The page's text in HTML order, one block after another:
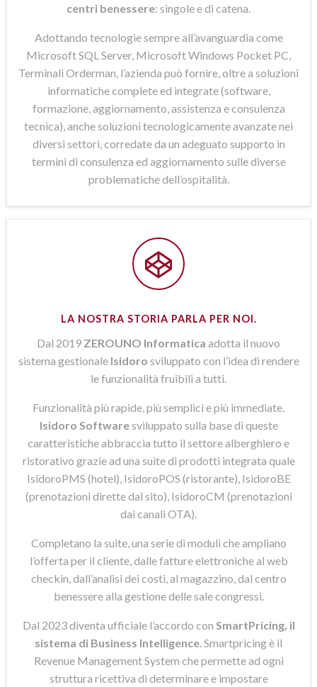
centri benessere: singole e di catena.
Adottando tecnologie sempre all’avanguardia come
Microsoft SQL Server, Microsoft Windows Pocket PC,
Terminali Orderman, l’azienda può fornire, oltre a soluzioni
informatiche complete ed integrate (software,
formazione, aggiornamento, assistenza e consulenza
tecnica), anche soluzioni tecnologicamente avanzate nei
diversi settori, corredate da un adeguato supporto in
termini di consulenza ed aggiornamento sulle diverse
problematiche dell’ospitalità.
LA NOSTRA STORIA PARLA PER NOI.
Dal 2019 ZEROUNO Informatica adotta il nuovo
sistema gestionale Isidoro sviluppato con l’idea di rendere
le funzionalità fruibili a tutti.
Funzionalità più rapide, più semplici e più immediate.
Isidoro Softwaresviluppato sulla base di queste
caratteristiche abbraccia tutto il settore alberghiero e
ristorativo grazie ad una suite di prodotti integrata quale
IsidoroPMS (hotel), IsidoroPOS (ristorante), IsidoroBE
(prenotazioni dirette dal sito), IsidoroCM (prenotazioni
dai canali OTA).
Completano la suite, una serie di moduli che ampliano
l’offerta per il cliente, dalle fatture elettroniche al web
checkin, dall’analisi dei costi, al magazzino, dal centro
benessere alla gestione delle sale congressi.
Dal 2023 diventa ufficiale l’accordo con SmartPricing, il
sistema di Business Intelligence . Smartpricing è il
Revenue Management System che permette ad ogni
struttura ricettiva di determinare e impostare